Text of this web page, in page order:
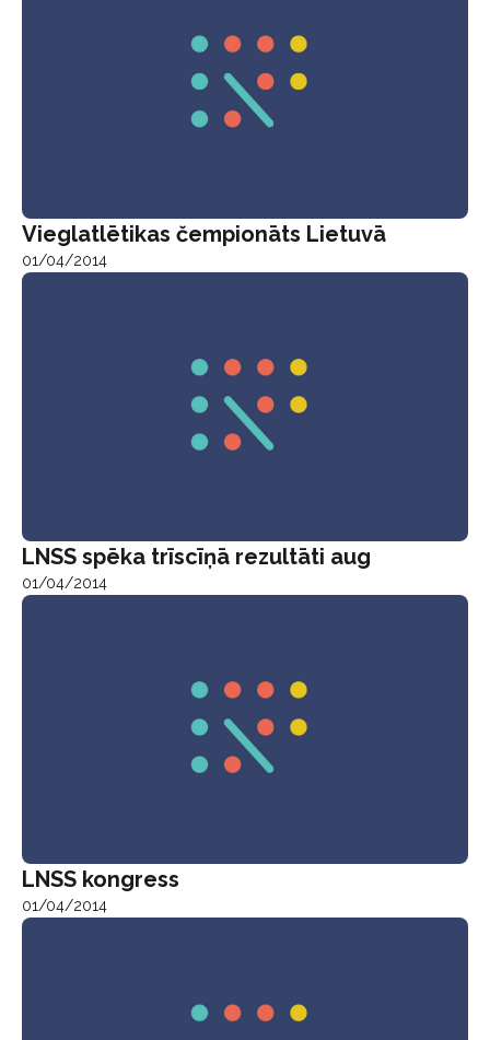
Vieglatlētikas čempionāts Lietuvā
01/04/2014
LNSS spēka trīscīņā rezultāti aug
01/04/2014
LNSS kongress
01/04/2014